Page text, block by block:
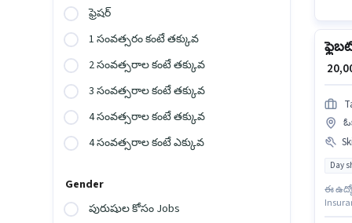
ఫ్రెషర్
1 సంవత్సరం కంటే తక్కువ
2 సంవత్సరాల కంటే తక్కువ
3 సంవత్సరాల కంటే తక్కువ
4 సంవత్సరాల కంటే తక్కువ
4 సంవత్సరాల కంటే ఎక్కువ
Gender
పురుషుల కోసం Jobs
₹
Day
ఈ